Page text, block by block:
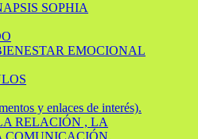
SOPHIA
EMOCIONAL
y enlaces de interés).
RELACIÓN , LA
COMUNICACIÓN.